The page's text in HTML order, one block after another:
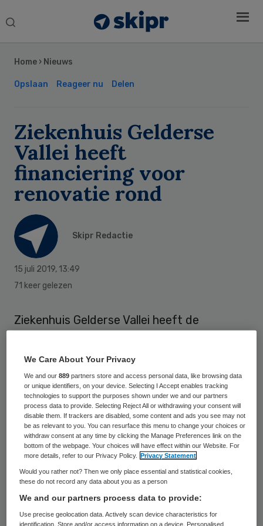
Search
Home › Nieuws
Opslaan Reageer nu Delen
Ziekenhuis Gelderse
Vallei heeft
financiering voor
renovatie rond
Skipr Redactie
15 juli 2019, 13:49
71 keer gelezen
Ziekenhuis Gelderse Vallei heeft de
verbouwingen en vernieuwingen rond. Het
ziekenhuis heeft voor 34 miljoen euro
kredietovereenkomsten met de Rabobank
en de BNG Bank gesloten. Daarnaast staat
het Waarborgfonds garant voor nog eens
52 miljoen aan leningen, die het ziekenhuis
onder meer bij de Nederlandse
Waterschapsbank aangaat.
Sidebar
We Care About Your Privacy
We and our889 partners store and access personal data, like browsing data
or unique identifiers, on your device. Selecting I Accept enables tracking
technologies to support the purposes shown under we and our partners
process data to provide. Selecting Reject All or withdrawing your consent will
disable them. If trackers are disabled, some content and ads you see may not
be as relevant to you. You can resurface this menu to change your choices or
withdraw consent at any time by clicking the Manage Preferences link on the
bottom of the webpage. Your choices will have effect within our Website. For
more details, refer to our Privacy Policy.
Privacy Statement
Would you rather not? Then we only place essential and statistical cookies,
these do not record any data about you as a person
We and our partners process data to provide:
Use precise geolocation data. Actively scan device characteristics for
identification. Store and/or access information on a device. Personalised